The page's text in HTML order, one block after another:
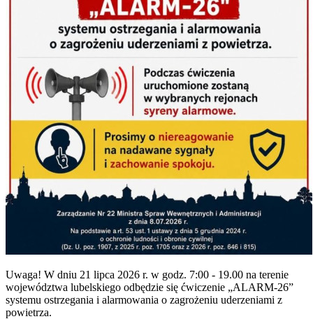
Uwaga! W dniu 21 lipca 2026 r. w godz. 7:00 - 19.00 na terenie
województwa lubelskiego odbędzie się ćwiczenie „ALARM-26”
systemu ostrzegania i alarmowania o zagrożeniu uderzeniami z
powietrza.